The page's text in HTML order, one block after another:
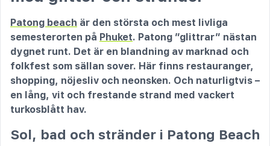
Patong beach är den största och mest livliga
semesterorten på Phuket. Patong ”glittrar” nästan
dygnet runt. Det är en blandning av marknad och
folkfest som sällan sover. Här finns restauranger,
shopping, nöjesliv och neonsken. Och naturligtvis –
en lång, vit och frestande strand med vackert
turkosblått hav.
Sol, bad och stränder i Patong Beach